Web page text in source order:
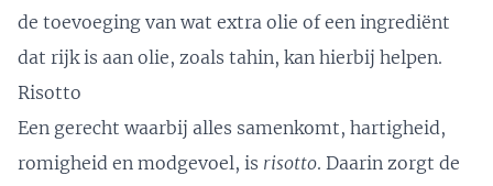
de toevoeging van wat extra olie of een ingrediënt
dat rijk is aan olie, zoals tahin, kan hierbij helpen.
Risotto
Een gerecht waarbij alles samenkomt, hartigheid,
romigheid en modgevoel, is risotto. Daarin zorgt de